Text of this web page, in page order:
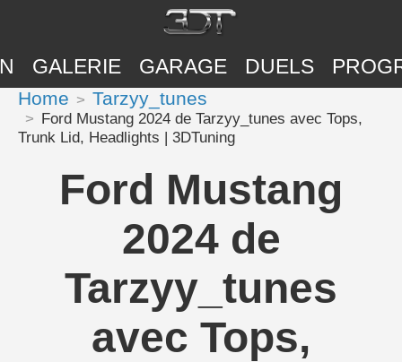
GALERIE GARAGE DUELS
Home Tarzyy_tunes
Ford Mustang 2024 de Tarzyy_tunes avec Tops,
Trunk Lid, Headlights | 3DTuning
Ford Mustang
2024 de
Tarzyy_tunes
avec Tops,